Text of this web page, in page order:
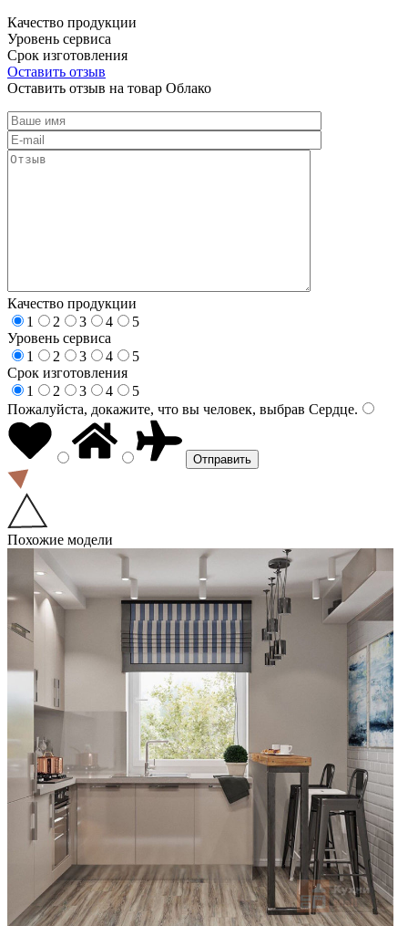
Качество продукции
Уровень сервиса
Срок изготовления
Оставить отзыв
Оставить отзыв на товар Облако
Качество продукции
1
2 3 4
5
Уровень сервиса
1
2 3 4
5
Срок изготовления
1
2 3 4
5
Пожалуйста, докажите, что вы человек, выбрав Сердце.
Похожие модели